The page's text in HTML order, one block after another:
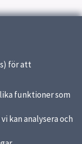
för att
funktioner som
kan analysera och